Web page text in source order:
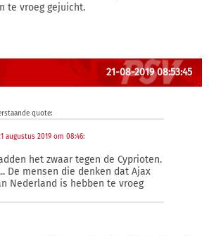
te vroeg gejuicht.
21-08-2019 08:53:45
quote:
augustus 2019 om 08:46:
het zwaar tegen de Cyprioten.
De mensen die denken dat Ajax
Nederland is hebben te vroeg